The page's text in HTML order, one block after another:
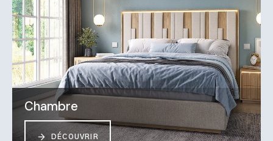
Chambre
DÉCOUVRIR